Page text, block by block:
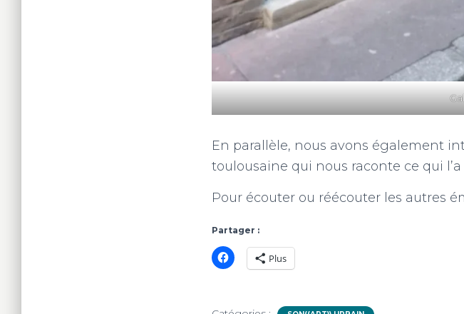
En parallèle, nous avons également
toulousaine qui nous raconte ce qui l’a
Pour écouter ou réécouter les autres
Partager :
Plus